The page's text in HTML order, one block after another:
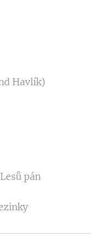
Havlík)
pán